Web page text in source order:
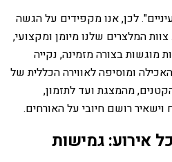
לכן, אנו מקפידים על הגשה
המלצרים שלנו מיומן ומקצועי,
מוגשות בצורה מזמינה, נקייה
ומוסיפה לאווירה הכללית של
מהמצגת ועד לתזמון,
רושם חיובי על האורחים.
אירוע: גמישות